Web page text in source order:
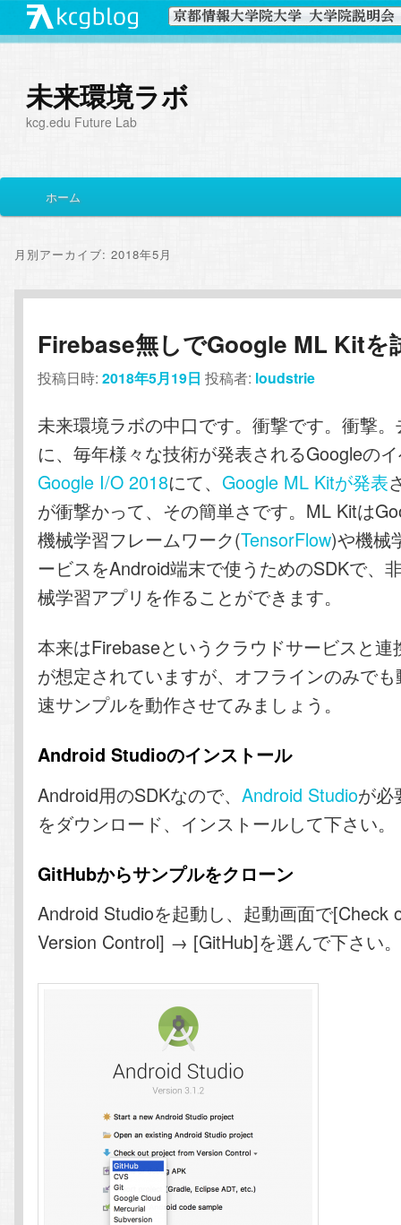
未来環境ラボ
kcg.edu Future Lab
イ
メ
ン
ン
テ
ン
ツ
へ
移
動
サ
コ
テ
ン
ツ
へ
移
動
ホーム
月別アーカイブ:2018年5月
Firebase無しでGoogle ML Kitを
投稿日時:2018年5月19日 投稿者: loudstrie
未来環境ラボの中口です。衝撃です。衝撃
に、毎年様々な技術が発表されるGoogleの
Google I/O 2018にて、Google ML Kitが発表
が衝撃かって、その簡単さです。ML Kitは
機械学習フレームワーク(TensorFlow)や機械
ービスをAndroid端末で使うためのSDKで、
械学習アプリを作ることができます。
本来はFirebaseというクラウドサービスと連
が想定されていますが、オフラインのみで
速サンプルを動作させてみましょう。
Android Studioのインストール
Android用のSDKなので、Android Studioが必
をダウンロード、インストールして下さい。
GitHubからサンプルをクローン
Android Studioを起動し、起動画面で[Check
Version Control] → [GitHub]を選んで下さい